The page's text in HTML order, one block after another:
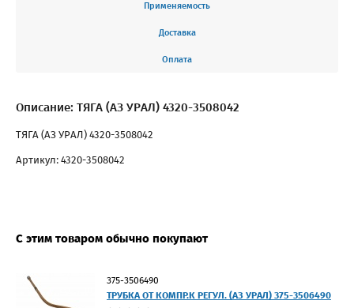
Применяемость
Доставка
Оплата
Описание: ТЯГА (АЗ УРАЛ) 4320-3508042
ТЯГА (АЗ УРАЛ) 4320-3508042
Артикул: 4320-3508042
С этим товаром обычно покупают
375-3506490
ТРУБКА ОТ КОМПР.К РЕГУЛ. (АЗ УРАЛ) 375-3506490